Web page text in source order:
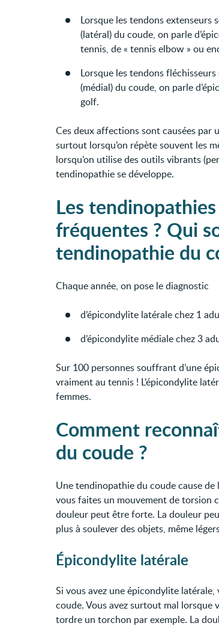
Lorsque les tendons
(latéral) du coude, on parle
tennis, de « tennis elbow » ou
Lorsque les tendons
(médial) du coude, on parle
golf.
Ces deux affections sont causées par
surtout lorsqu’on répète souvent les
lorsqu’on utilise des outils vibrants
tendinopathie se développe.
Les
fréquentes ? Qui
tendinopathie du
Chaque année, on pose le diagnostic
d’épicondylite latérale chez 1
d’épicondylite médiale chez 3
Sur 100 personnes souffrant d’une
vraiment au tennis ! L’épicondylite
femmes.
Comment
du coude ?
Une tendinopathie du coude cause
vous faites un mouvement de torsion
douleur peut être forte. La douleur
plus à soulever des objets, même
Épicondylite latérale
Si vous avez une épicondylite
coude. Vous avez surtout mal
tordre un torchon par exemple. La